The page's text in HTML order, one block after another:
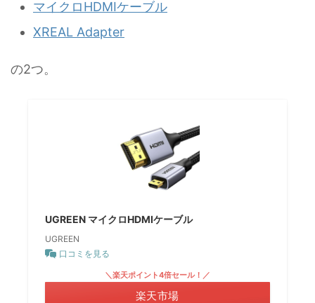
マイクロHDMIケーブル
XREAL Adapter
の2つ。
UGREEN マイクロHDMIケーブル
UGREEN
口コミを見る
＼楽天ポイント4倍セール！／
楽天市場